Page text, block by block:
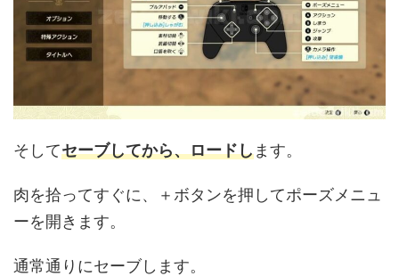
そしてセーブしてから、ロードします。
肉を拾ってすぐに、＋ボタンを押してポーズメニュ
ーを開きます。
通常通りにセーブします。